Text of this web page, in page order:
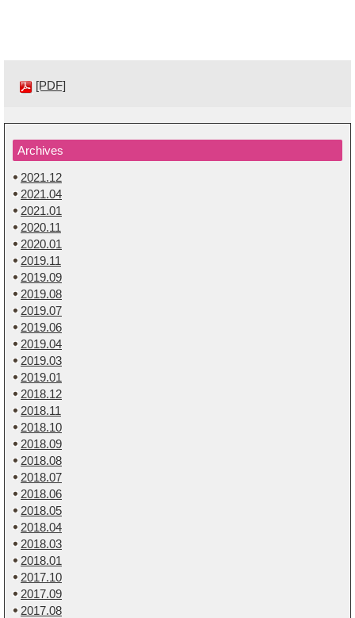
[PDF]
Archives
2021.12
2021.04
2021.01
2020.11
2020.01
2019.11
2019.09
2019.08
2019.07
2019.06
2019.04
2019.03
2019.01
2018.12
2018.11
2018.10
2018.09
2018.08
2018.07
2018.06
2018.05
2018.04
2018.03
2018.01
2017.10
2017.09
2017.08